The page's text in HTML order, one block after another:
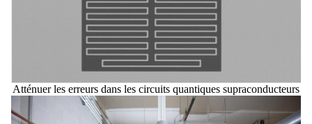
Atténuer les erreurs dans les circuits quantiques supraconducteurs